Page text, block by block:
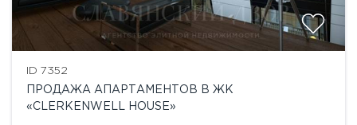
ID 7352
ПРОДАЖА АПАРТАМЕНТОВ В ЖК
«CLERKENWELL HOUSE»